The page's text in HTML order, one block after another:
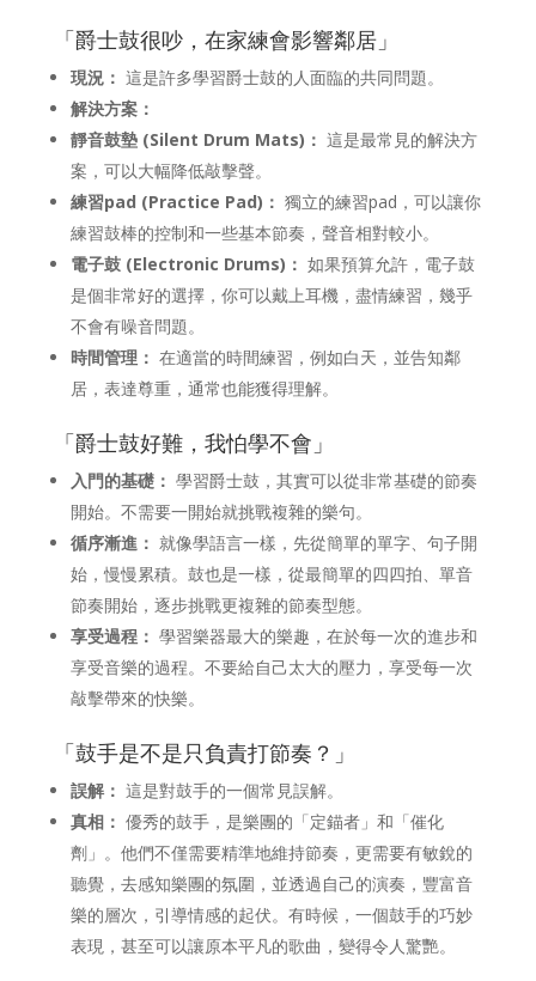
「爵士鼓很吵，在家練會影響鄰居」
現況： 這是許多學習爵士鼓的人面臨的共同問題。
解決方案：
靜音鼓墊 (Silent Drum Mats)： 這是最常見的解決方
案，可以大幅降低敲擊聲。
練習pad (Practice Pad)： 獨立的練習pad，可以讓你
練習鼓棒的控制和一些基本節奏，聲音相對較小。
電子鼓 (Electronic Drums)： 如果預算允許，電子鼓
是個非常好的選擇，你可以戴上耳機，盡情練習，幾乎
不會有噪音問題。
時間管理： 在適當的時間練習，例如白天，並告知鄰
居，表達尊重，通常也能獲得理解。
「爵士鼓好難，我怕學不會」
入門的基礎： 學習爵士鼓，其實可以從非常基礎的節奏
開始。不需要一開始就挑戰複雜的樂句。
循序漸進： 就像學語言一樣，先從簡單的單字、句子開
始，慢慢累積。鼓也是一樣，從最簡單的四四拍、單音
節奏開始，逐步挑戰更複雜的節奏型態。
享受過程： 學習樂器最大的樂趣，在於每一次的進步和
享受音樂的過程。不要給自己太大的壓力，享受每一次
敲擊帶來的快樂。
「鼓手是不是只負責打節奏？」
誤解： 這是對鼓手的一個常見誤解。
真相： 優秀的鼓手，是樂團的「定錨者」和「催化
劑」。他們不僅需要精準地維持節奏，更需要有敏銳的
聽覺，去感知樂團的氛圍，並透過自己的演奏，豐富音
樂的層次，引導情感的起伏。有時候，一個鼓手的巧妙
表現，甚至可以讓原本平凡的歌曲，變得令人驚艷。